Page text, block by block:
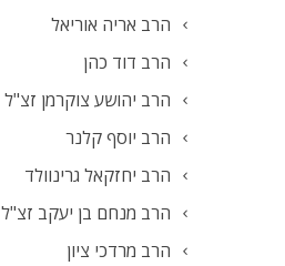
הרב אריה אוריאל
הרב דוד כהן
הרב יהושע צוקרמן זצ"ל
הרב יוסף קלנר
הרב יחזקאל גרינוולד
הרב מנחם בן יעקב זצ"ל
הרב מרדכי ציון